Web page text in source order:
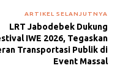
ARTIKEL SELANJUTNYA
LRT Jabodebek Dukung
IWE 2026, Tegaskan
Transportasi Publik di
Event Massal